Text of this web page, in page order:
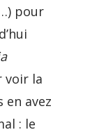
pour
voir la
en avez
: le